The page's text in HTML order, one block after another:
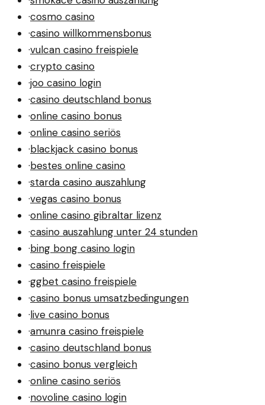
·cosmo casino
·casino willkommensbonus
·vulcan casino freispiele
·crypto casino
·joo casino login
·casino deutschland bonus
·online casino bonus
·online casino seriös
·blackjack casino bonus
·bestes online casino
·starda casino auszahlung
·vegas casino bonus
·online casino gibraltar lizenz
·casino auszahlung unter 24 stunden
·bing bong casino login
·casino freispiele
·ggbet casino freispiele
·casino bonus umsatzbedingungen
·live casino bonus
·amunra casino freispiele
·casino deutschland bonus
·casino bonus vergleich
·online casino seriös
·novoline casino login